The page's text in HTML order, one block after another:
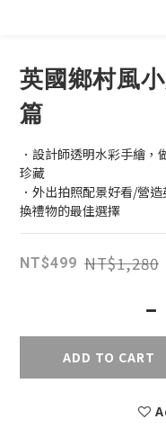
英國鄉村風
篇
．設計師透明水彩手繪
珍藏
．外出拍照配景好看/營
換禮物的最佳選擇
NT$499 NT$1,280
ADD TO CART